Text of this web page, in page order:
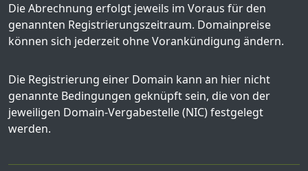
Die Abrechnung erfolgt jeweils im Voraus für den
genannten Registrierungszeitraum. Domainpreise
können sich jederzeit ohne Vorankündigung ändern.
Die Registrierung einer Domain kann an hier nicht
genannte Bedingungen geknüpft sein, die von der
jeweiligen Domain-Vergabestelle (NIC) festgelegt
werden.